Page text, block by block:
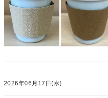
2026年06月17日(水)